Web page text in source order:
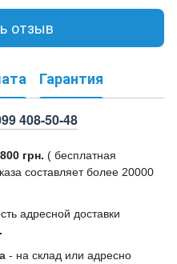
отзыв
Гарантия
408-50-48
грн. ( бесплатная
составляет более 20000
адресной доставки
.
- на склад или адресно